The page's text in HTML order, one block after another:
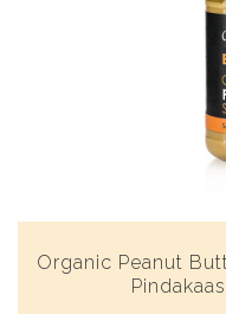
Organic Peanut